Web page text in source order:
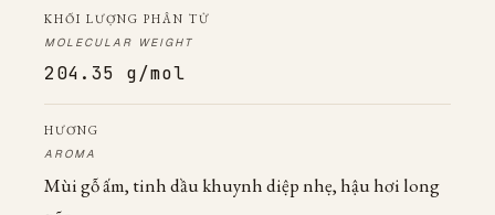
KHỐI LƯỢNG PHÂN TỬ
MOLECULAR WEIGHT
204.35 g/mol
HƯƠNG
AROMA
Mùi gỗ ấm, tinh dầu khuynh diệp nhẹ, hậu hơi long